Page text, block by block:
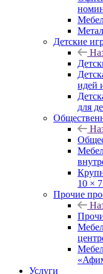
Детские
идей
для
10 ×
Прочие
Услуги